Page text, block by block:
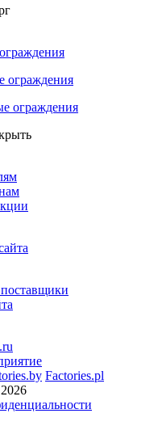
ограждения
ограждения
Factories.pl